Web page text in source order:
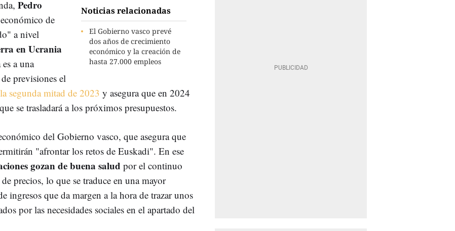
Noticias relacionadas
El Gobierno vasco prevé
dos años de crecimiento
económico y la creación de
hasta 27.000 empleos
Pedro
de
a nivel
en Ucrania
a una
previsiones el
segunda mitad de 2023 y asegura que en 2024
se trasladará a los próximos presupuestos.
del Gobierno vasco, que asegura que
"afrontar los retos de Euskadi". En ese
gozan de buena salud por el continuo
precios, lo que se traduce en una mayor
ingresos que da margen a la hora de trazar unos
por las necesidades sociales en el apartado del